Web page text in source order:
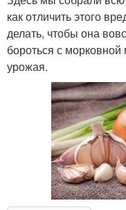
как отличить этого
делать, чтобы она
бороться с
урожая.